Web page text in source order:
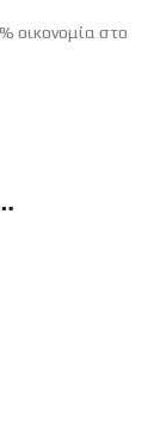
οικονομία στο